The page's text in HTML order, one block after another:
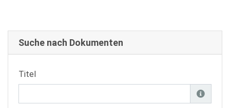
Suche nach Dokumenten
Titel